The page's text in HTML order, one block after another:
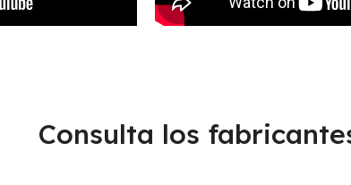
Consulta los